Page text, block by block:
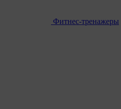
Фитнес-тренажеры